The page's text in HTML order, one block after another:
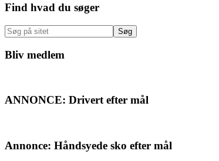
Primær
Sidebar
Find hvad du søger
Søg
på
sitet
Bliv medlem
ANNONCE: Drivert efter mål
Annonce: Håndsyede sko efter mål